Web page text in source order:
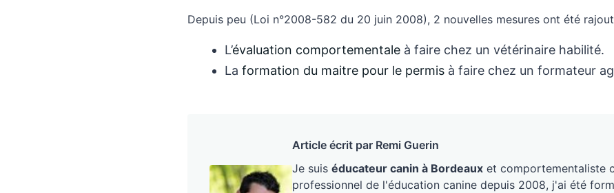
Depuis peu (Loi n°2008-582 du 20 juin 2008), 2 nouvelles mesures ont été
L’évaluation comportementale à faire chez un vétérinaire habilité.
La formation du maitre pour le permis à faire chez un formateur
Article écrit par Remi Guerin
Je suis éducateur canin à Bordeaux et comportementaliste
professionnel de l'éducation canine depuis 2008, j'ai été